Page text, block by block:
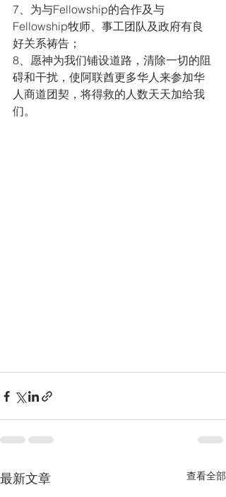
7、为与Fellowship的合作及与
Fellowship牧师、事工团队及政府有良
好关系祷告；
8、愿神为我们铺设道路，清除一切的阻
碍和干扰，使阿联酋更多华人来参加华
人商道团契，将得救的人数天天加给我
们。
最新文章 查看全部